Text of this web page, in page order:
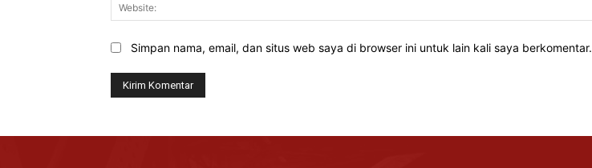
Simpan nama, email, dan situs web saya di browser ini untuk lain kali saya berkomentar.